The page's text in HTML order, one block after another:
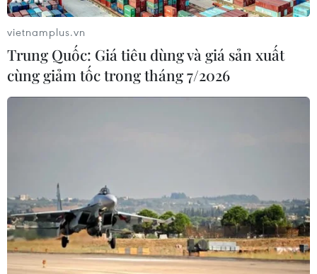
Mỹ Latinh không ủng hộ kế hoạch của G7
áp giá trần với dầu mỏ của Nga
vietnamplus.vn
Trung Quốc: Giá tiêu dùng và giá sản xuất
cùng giảm tốc trong tháng 7/2026